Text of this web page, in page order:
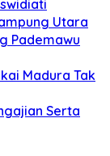
Utara
Pademawu
Madura Tak
Serta